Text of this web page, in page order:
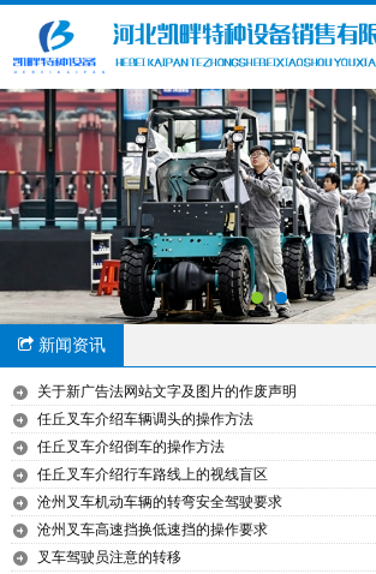
新闻资讯
关于新广告法网站文字及图片的作废声明
任丘叉车介绍车辆调头的操作方法
任丘叉车介绍倒车的操作方法
任丘叉车介绍行车路线上的视线盲区
沧州叉车机动车辆的转弯安全驾驶要求
沧州叉车高速挡换低速挡的操作要求
叉车驾驶员注意的转移